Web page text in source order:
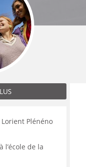
VÉHICULES
Plénéno
l’école de la